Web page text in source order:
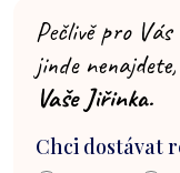
Pečlivě pro
jinde
Vaše Jiřinka.
Chci dostávat